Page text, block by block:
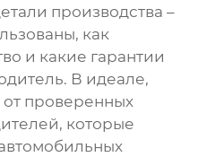
производства –
как
и какие гарантии
В идеале,
проверенных
которые